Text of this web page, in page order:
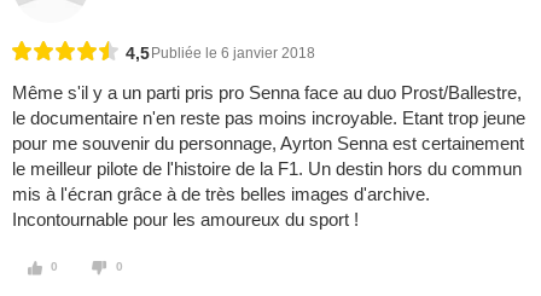
4,5 Publiée le 6 janvier 2018
Même s'il y a un parti pris pro Senna face au duo Prost/Ballestre,
le documentaire n'en reste pas moins incroyable. Etant trop jeune
pour me souvenir du personnage, Ayrton Senna est certainement
le meilleur pilote de l'histoire de la F1. Un destin hors du commun
mis à l'écran grâce à de très belles images d'archive.
Incontournable pour les amoureux du sport !
0 0